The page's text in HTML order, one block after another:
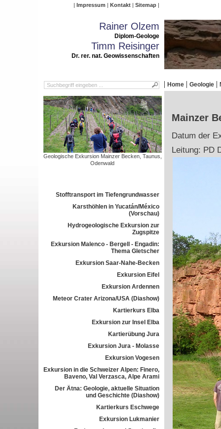
Impressum Kontakt Sitemap
Rainer Olzem
Diplom-Geologe
Timm Reisinger
Dr. rer. nat. Geowissenschaften
Home Geologie
Geologische Exkursion Mainzer Becken, Taunus,
Odenwald
Stofftransport im Tiefengrundwasser
Karsthöhlen in Yucatán/México
(Vorschau)
Hydrogeologische Exkursion zur
Zugspitze
Exkursion Malenco - Bergell - Engadin:
Thema Gletscher
Exkursion Saar-Nahe-Becken
Exkursion Eifel
Exkursion Ardennen
Meteor Crater Arizona/USA (Diashow)
Kartierkurs Elba
Exkursion zur Insel Elba
Kartierübung Jura
Exkursion Jura - Molasse
Exkursion Vogesen
Exkursion in die Schweizer Alpen: Finero,
Baveno, Val Verzasca, Alpe Arami
Der Ätna: Geologie, aktuelle Situation
und Geschichte (Diashow)
Kartierkurs Eschwege
Exkursion Lukmanier
Mainzer
Datum der
Leitung: PD